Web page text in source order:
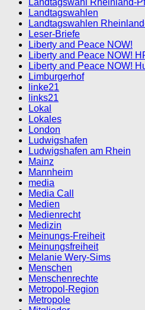
Landtagswahlen
Landtagswahlen
Leser-Briefe
Liberty and Peace NOW!
Liberty and Peace NOW!
Liberty and Peace NOW!
Limburgerhof
linke21
links21
Lokal
Lokales
London
Ludwigshafen
Ludwigshafen am Rhein
Mainz
Mannheim
media
Media Call
Medien
Medienrecht
Medizin
Meinungs-Freiheit
Meinungsfreiheit
Melanie Wery-Sims
Menschen
Menschenrechte
Metropol-Region
Metropole